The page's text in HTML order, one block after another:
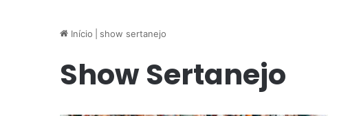
Início show sertanejo
Show Sertanejo